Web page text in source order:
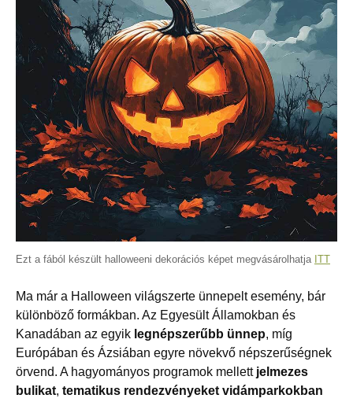
Ezt a fából készült halloweeni dekorációs képet megvásárolhatja ITT
Ma már a Halloween világszerte ünnepelt esemény, bár
különböző formákban. Az Egyesült Államokban és
Kanadában az egyik legnépszerűbb ünnep, míg
Európában és Ázsiában egyre növekvő népszerűségnek
örvend. A hagyományos programok mellett jelmezes
bulikat, tematikus rendezvényeket vidámparkokban